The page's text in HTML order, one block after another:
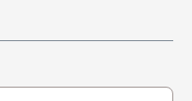
B. Gold, Münzen)
Beuteln wiegen. So bleibt
mit etwas Spülmittel. Das